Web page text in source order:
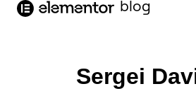
contenuto blog
Sergei